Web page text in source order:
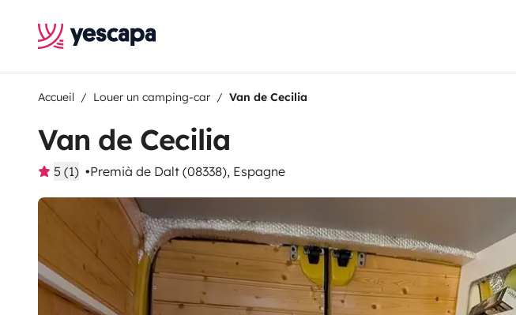
Accueil Louer un camping-car Van de Cecilia
Van de Cecilia
5 (1) Premià de Dalt (08338), Espagne